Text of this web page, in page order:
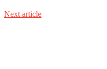
Next article